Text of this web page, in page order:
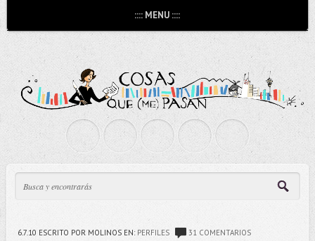
:::: MENU ::::
6.7.10 ESCRITO POR MOLINOS EN: PERFILES 31 COMENTARIOS